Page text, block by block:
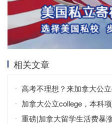
相关文章
高考不理想？来加拿大公
梦！
加拿大公立college，本科
重磅|加拿大留学生活费暴